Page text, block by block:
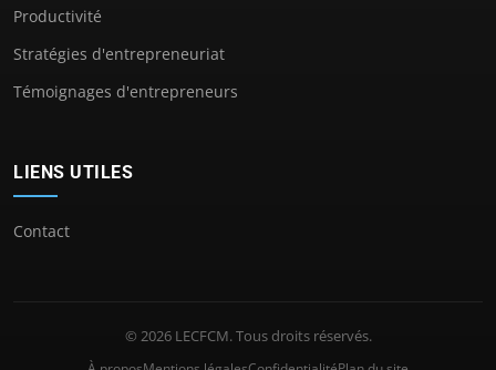
Productivité
Stratégies d'entrepreneuriat
Témoignages d'entrepreneurs
LIENS UTILES
Contact
© 2026 LECFCM. Tous droits réservés.